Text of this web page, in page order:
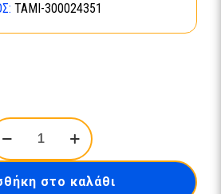
TAMI-300024351
στο καλάθι